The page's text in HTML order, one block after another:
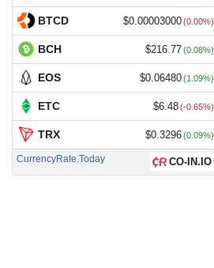
BTCD $0.00003000 (0.00%)
BCH $216.77 (0.08%)
EOS $0.06480 (1.09%)
ETC $6.48 (-0.65%)
TRX $0.3296 (0.09%)
CurrencyRate.Today CO-IN.IO